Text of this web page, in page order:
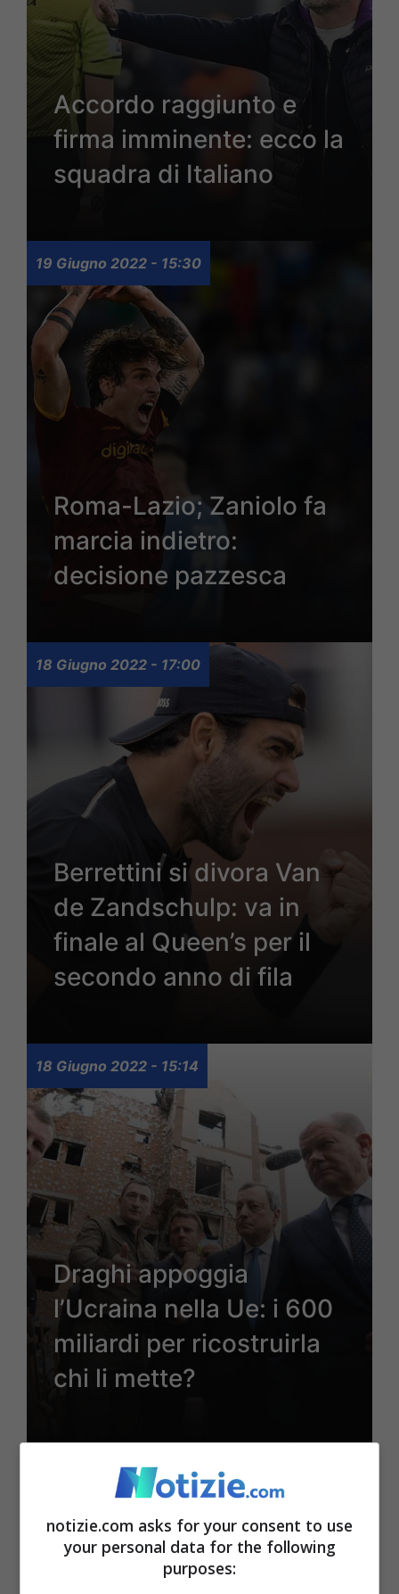
Accordo raggiunto e
firma imminente: ecco la
squadra di Italiano
19 Giugno 2022 - 15:30
Roma-Lazio; Zaniolo fa
marcia indietro:
decisione pazzesca
18 Giugno 2022 - 17:00
Berrettini si divora Van
de Zandschulp: va in
finale al Queen’s per il
secondo anno di fila
18 Giugno 2022 - 15:14
Draghi appoggia
l’Ucraina nella Ue: i 600
miliardi per ricostruirla
chi li mette?
18 Giugno 2022 - 14:39
notizie.com asks for your consent to use
your personal data for the following
purposes: